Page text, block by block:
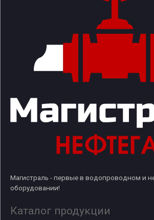
Магистраль - первые в водопроводном и
оборудовании!
Каталог продукции